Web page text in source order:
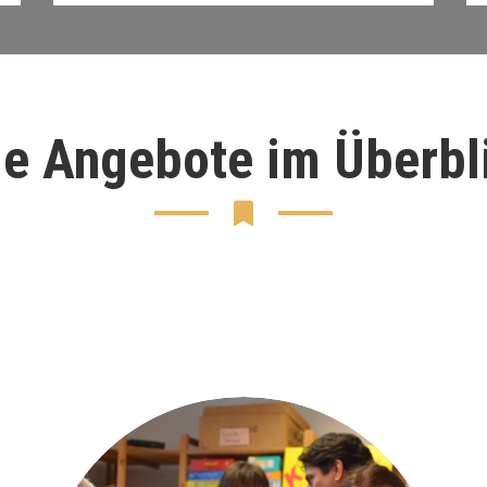
Angebote im